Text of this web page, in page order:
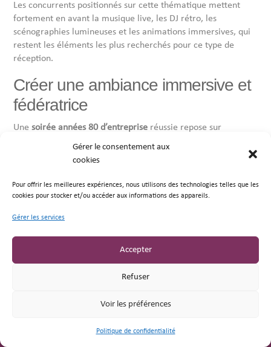
Gérer le consentement aux
cookies
Pour offrir les meilleures expériences, nous utilisons des technologies telles que les
cookies pour stocker et/ou accéder aux informations des appareils.
Gérer les services
Accepter
Refuser
Voir les préférences
Politique de confidentialité
Les concurrents positionnés sur cette thématique mettent
fortement en avant la musique live, les DJ rétro, les
scénographies lumineuses et les animations immersives, qui
restent les éléments les plus recherchés pour ce type de
réception.
Créer une ambiance immersive et
fédératrice
Unesoirée années 80 d’entreprise réussie repose sur
l’équilibre entre musique, décoration et rythme général de
l’événement. La scénographie joue un rôle central : boules à
danse et accessoires immersifs permettent de recréer une
ambiance immédiatement identifiable.
L’animation musicale est également essentielle. DJ Disco,
L’objectif n’est pas simplement de diffuser des morceaux
Des prestations adaptées à votre
événement d’entreprise